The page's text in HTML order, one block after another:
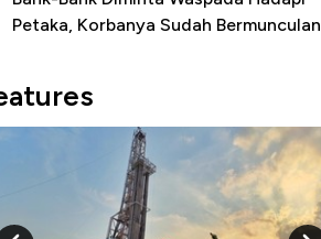
Petaka, Korbanya Sudah Bermunculan